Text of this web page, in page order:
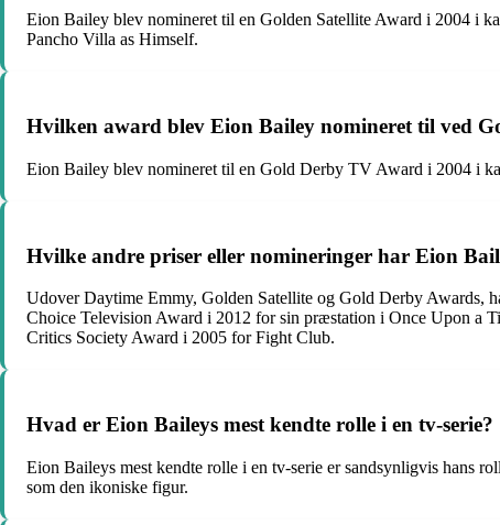
Eion Bailey blev nomineret til en Golden Satellite Award i 2004 i
Pancho Villa as Himself.
Hvilken award blev Eion Bailey nomineret til ved
Eion Bailey blev nomineret til en Gold Derby TV Award i 2004 i
Hvilke andre priser eller nomineringer har Eion
Udover Daytime Emmy, Golden Satellite og Gold Derby Awards,
Choice Television Award i 2012 for sin præstation i Once Upon a
Critics Society Award i 2005 for Fight Club.
Hvad er Eion Baileys mest kendte rolle i en tv-serie?
Eion Baileys mest kendte rolle i en tv-serie er sandsynligvis hans
som den ikoniske figur.